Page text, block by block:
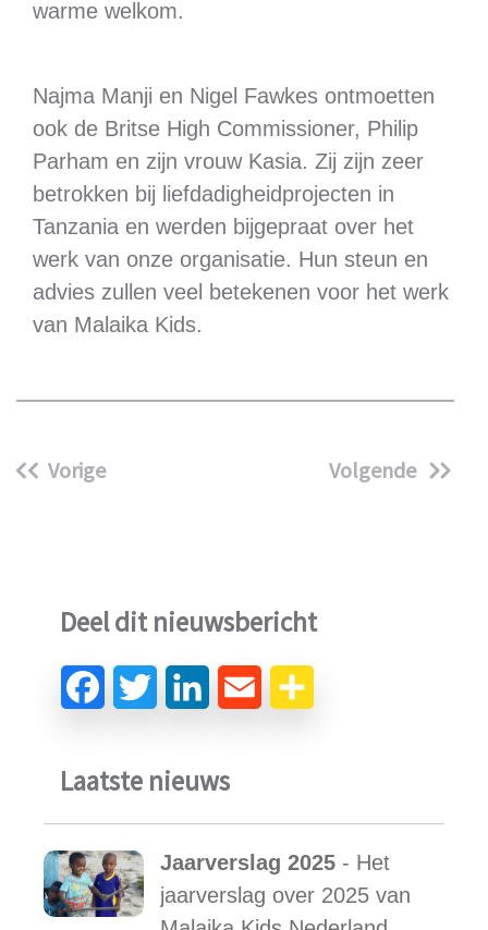
warme welkom.
Najma Manji en Nigel Fawkes ontmoetten
ook de Britse High Commissioner, Philip
Parham en zijn vrouw Kasia. Zij zijn zeer
betrokken bij liefdadigheidprojecten in
Tanzania en werden bijgepraat over het
werk van onze organisatie. Hun steun en
advies zullen veel betekenen voor het werk
van Malaika Kids.
Vorige Volgende
Deel dit nieuwsbericht
Laatste nieuws
Jaarverslag 2025 - Het
jaarverslag over 2025 van